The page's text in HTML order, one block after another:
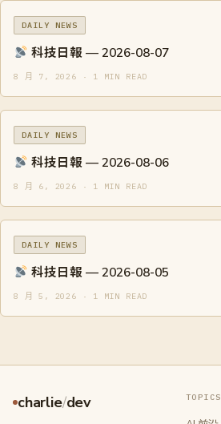
DAILY NEWS
科技日報 — 2026-08-07
8 月 7, 2026 · 1 MIN READ
DAILY NEWS
科技日報 — 2026-08-06
8 月 6, 2026 · 1 MIN READ
DAILY NEWS
科技日報 — 2026-08-05
8 月 5, 2026 · 1 MIN READ
charlie/dev TOPICS